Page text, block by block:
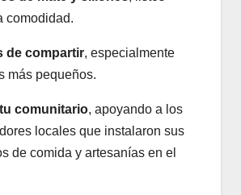
comodidad.
de compartir, especialmente
más pequeños.
comunitario, apoyando a los
locales que instalaron sus
de comida y artesanías en el